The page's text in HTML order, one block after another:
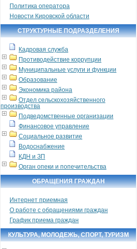
Политика оператора
Новости Кировской области
СТРУКТУРНЫЕ ПОДРАЗДЕЛЕНИЯ
Кадровая служба
Противодействие коррупции
Муниципальные услуги и функции
Образование
Экономика района
Отдел сельскохозяйственного
производства
Подведомственные организации
Финансовое управление
Социальное развитие
Водоснабжение
КДН и ЗП
Орган опеки и попечительства
ОБРАЩЕНИЯ ГРАЖДАН
Интернет приемная
О работе с обращениями граждан
График приема граждан
КУЛЬТУРА, МОЛОДЕЖЬ, СПОРТ, ТУРИЗМ